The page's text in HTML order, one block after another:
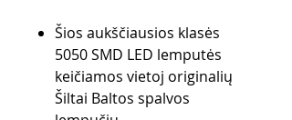
Šios aukščiausios klasės
5050 SMD LED lemputės
keičiamos vietoj originalių
Šiltai Baltos spalvos